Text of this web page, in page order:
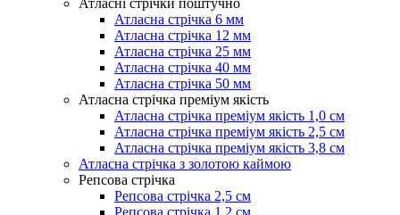
Атласні стрічки поштучно
Атласна стрічка 6 мм
Атласна стрічка 12 мм
Атласна стрічка 25 мм
Атласна стрічка 40 мм
Атласна стрічка 50 мм
Атласна стрічка преміум якість
Атласна стрічка преміум якість 1,0 см
Атласна стрічка преміум якість 2,5 см
Атласна стрічка преміум якість 3,8 см
Атласна стрічка з золотою каймою
Репсова стрічка
Репсова стрічка 2,5 см
Репсова стрічка 1,2 см